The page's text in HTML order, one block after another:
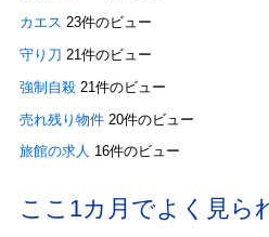
カエス 23件のビュー
守り刀 21件のビュー
強制自殺 21件のビュー
売れ残り物件 20件のビュー
旅館の求人 16件のビュー
ここ1カ月でよく見ら